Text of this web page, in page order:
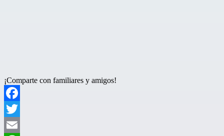
¡Comparte con familiares y amigos!
Facebook
Twitter